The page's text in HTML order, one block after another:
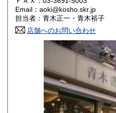
香川県 430円
高知県 430円
430円
430円
430円
Email：aoki@kosho.skr.jp
担当者：青木正一・青木裕子
店舗へのお問い合わせ